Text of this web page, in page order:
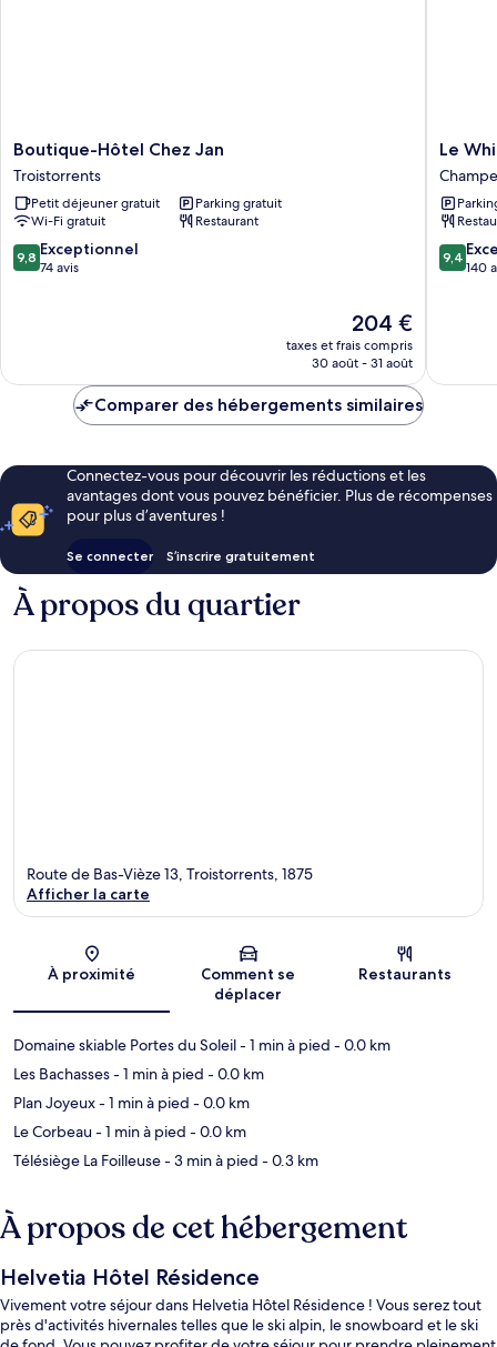
Boutique-
Hôtel
Chez
Jan
Troistorrents
Boutique-Hôtel Chez Jan
Troistorrents
Petit déjeuner gratuit
Parking gratuit
Wi-Fi gratuit
Restaurant
9.8
sur
9,8 Exceptionnel
74 avis
Le
nouveau
prix
de
204 €
taxes et frais compris
30 août - 31 août
Le
White
Le
9.4
sur
9,4
140
Comparer des hébergements similaires
Connectez-vous pour découvrir les réductions et les
avantages dont vous pouvez bénéficier. Plus de récompenses
pour plus d’aventures !
Se connecter S’inscrire gratuitement
À propos du quartier
Carte
Route de Bas-Vièze 13, Troistorrents, 1875
Afficher la carte
À proximité
Comment se
déplacer
Restaurants
Domaine skiable Portes du Soleil- 1 min à pied - 0.0 km
Les Bachasses- 1 min à pied - 0.0 km
Plan Joyeux- 1 min à pied - 0.0 km
Le Corbeau- 1 min à pied - 0.0 km
Télésiège La Foilleuse- 3 min à pied - 0.3 km
À propos de cet hébergement
Helvetia Hôtel Résidence
Vivement votre séjour dans Helvetia Hôtel Résidence ! Vous serez tout
près d'activités hivernales telles que le ski alpin, le snowboard et le ski